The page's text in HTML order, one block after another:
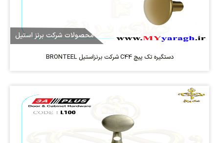
محصولات شرکت برنز استیل
دستگیره تک پیچ C44 شرکت برنزاستیل BRONTEEL